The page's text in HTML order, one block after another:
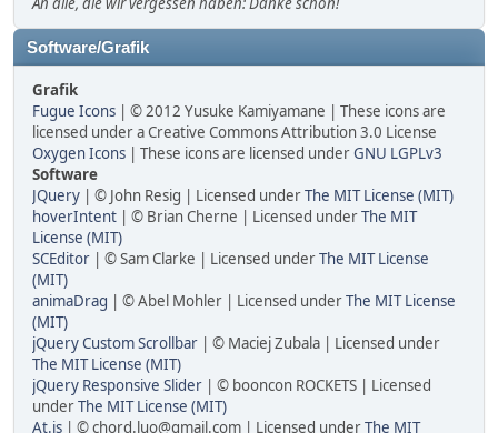
Software/Grafik
Grafik
Fugue Icons | © 2012 Yusuke Kamiyamane | These icons are
licensed under a Creative Commons Attribution 3.0 License
Oxygen Icons | These icons are licensed underGNU LGPLv3
Software
JQuery | © John Resig | Licensed underThe MIT License (MIT)
hoverIntent | © Brian Cherne | Licensed underThe MIT
License (MIT)
SCEditor | © Sam Clarke | Licensed underThe MIT License
(MIT)
animaDrag | © Abel Mohler | Licensed underThe MIT License
(MIT)
jQuery Custom Scrollbar | © Maciej Zubala | Licensed under
The MIT License (MIT)
jQuery Responsive Slider | © booncon ROCKETS | Licensed
underThe MIT License (MIT)
At.js | © chord.luo@gmail.com | Licensed underThe MIT